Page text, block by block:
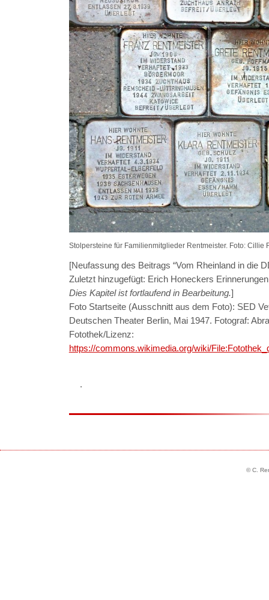
Stolpersteine für Familienmitglieder Rentmeister. Foto: Cillie
[Neufassung des Beitrags “Vom Rheinland in die
Zuletzt hinzugefügt: Erich Honeckers Erinnerungen
Dies Kapitel ist fortlaufend in Bearbeitung.]
Foto Startseite (Ausschnitt aus dem Foto): SED
Deutschen Theater Berlin, Mai 1947. Fotograf:
Fotothek/Lizenz:
https://commons.wikimedia.org/wiki/
.
© C.